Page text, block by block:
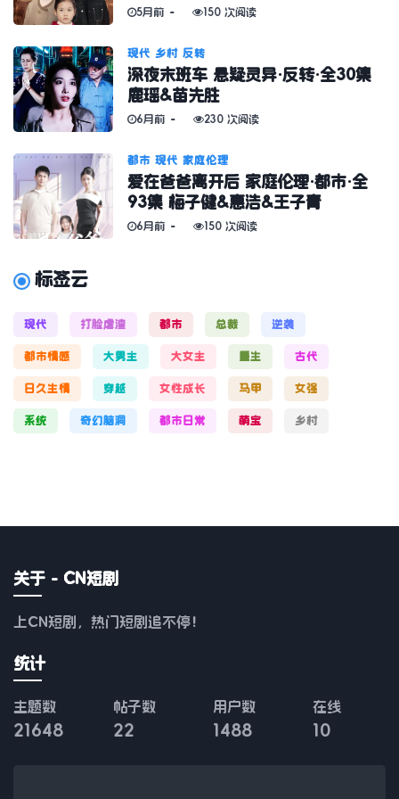
5月前 150 次阅读
现代 乡村 反转
深夜末班车 悬疑灵异·反转·全30集
鹿瑶&苗先胜
6月前 230 次阅读
都市 现代 家庭伦理
爱在爸爸离开后 家庭伦理·都市·全
93集 梅子健&惠浩&王子青
6月前 150 次阅读
标签云
现代 打脸虐渣 都市 总裁 逆袭
都市情感 大男主 大女主 重生 古代
日久生情 穿越 女性成长 马甲 女强
系统 奇幻脑洞 都市日常 萌宝 乡村
关于 - CN短剧
上CN短剧，热门短剧追不停！
统计
主题数
21648
帖子数
22
用户数
1488
在线
10